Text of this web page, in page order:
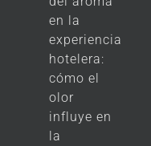
en la
experiencia
hotelera:
cómo el
olor
influye en
la